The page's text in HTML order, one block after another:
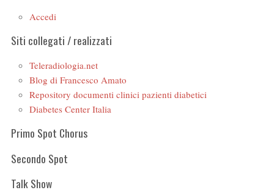
Accedi
Siti collegati / realizzati
Teleradiologia.net
Blog di Francesco Amato
Repository documenti clinici pazienti diabetici
Diabetes Center Italia
Primo Spot Chorus
Secondo Spot
Talk Show